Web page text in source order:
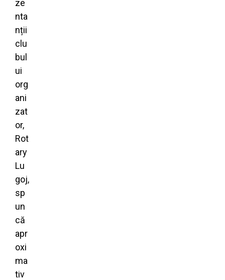
ze
nta
nții
clu
bul
ui
org
ani
zat
or,
Rot
ary
Lu
goj,
sp
un
că
apr
oxi
ma
tiv